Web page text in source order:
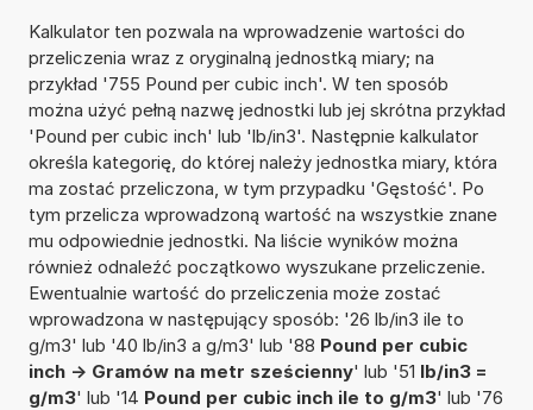
Kalkulator ten pozwala na wprowadzenie wartości do
przeliczenia wraz z oryginalną jednostką miary; na
przykład '755 Pound per cubic inch'. W ten sposób
można użyć pełną nazwę jednostki lub jej skrótna przykład
'Pound per cubic inch' lub 'lb/in3'. Następnie kalkulator
określa kategorię, do której należy jednostka miary, która
ma zostać przeliczona, w tym przypadku 'Gęstość'. Po
tym przelicza wprowadzoną wartość na wszystkie znane
mu odpowiednie jednostki. Na liście wyników można
również odnaleźć początkowo wyszukane przeliczenie.
Ewentualnie wartość do przeliczenia może zostać
wprowadzona w następujący sposób: '26 lb/in3 ile to
g/m3' lub '40 lb/in3 a g/m3' lub '88 Pound per cubic
inch -> Gramów na metr sześcienny' lub '51 lb/in3 =
g/m3' lub '14 Pound per cubic inch ile to g/m3' lub '76